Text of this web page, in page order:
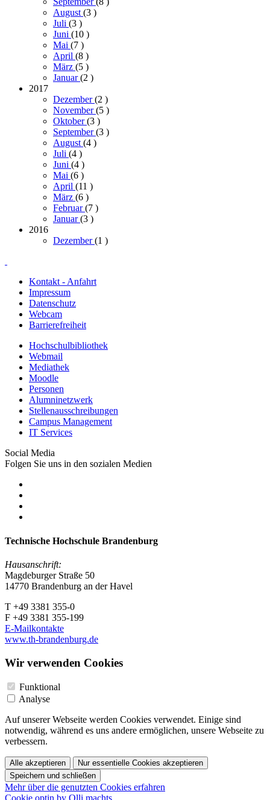
August(3 )
Juli (3 )
Juni (10 )
Mai (7 )
April (8 )
März (5 )
Januar(2 )
2017
Dezember(2 )
November(5 )
Oktober(3 )
September(3 )
August(4 )
Juli (4 )
Juni (4 )
Mai (6 )
April (11 )
März (6 )
Februar(7 )
Januar(3 )
2016
Dezember(1 )
Kontakt - Anfahrt
Impressum
Datenschutz
Webcam
Barrierefreiheit
Hochschulbibliothek
Webmail
Mediathek
Moodle
Personen
Alumninetzwerk
Stellenausschreibungen
Campus Management
IT Services
Social Media
Folgen Sie uns in den sozialen Medien
Technische Hochschule Brandenburg
Hausanschrift:
Magdeburger Straße 50
14770 Brandenburg an der Havel
T +49 3381 355-0
F +49 3381 355-199
E-Mailkontakte
www.th-brandenburg.de
Wir verwenden Cookies
Funktional
Analyse
Auf unserer Webseite werden Cookies verwendet. Einige sind
notwendig, während es uns andere ermöglichen, unsere Webseite zu
verbessern.
Alle akzeptieren
Nur essentielle Cookies akzeptieren
Speichern und schließen
Mehr über die genutzten Cookies erfahren